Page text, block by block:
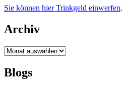
Sie können hier Trinkgeld einwerfen.
Archiv
Archiv
Blogs